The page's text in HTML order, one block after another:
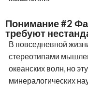
Понимание #2
требуют
В повседневной
стереотипами
океанских волн, но
минералогических